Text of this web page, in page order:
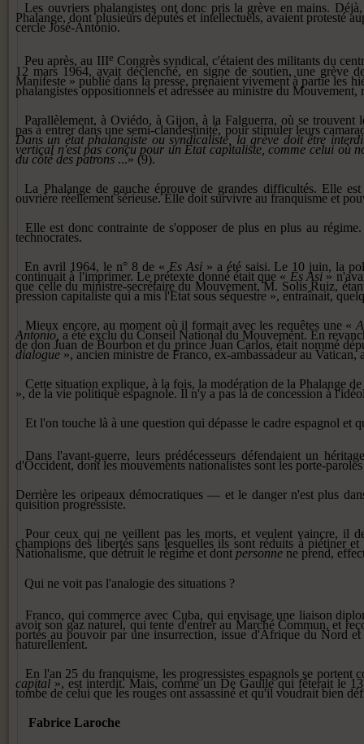
Les ouvriers phalangistes ontdonc pris la grève en mains.
Phalange, dont plusieurs députés et intellectuels, avaient protesté
cercle José-Antonio.
Peuaprès, au IIIe Congrès syndical, c'étaient des militants du
12 mars 1964, avait déclen­ché, en signe de soutien, une grève
Manifeste » publié dans la presse, prenaient vivement à par­tie les
phalangistesoppositionnels et adressée au ministre du Mouvement,
Parallèlement, à Oviédo, à Gijon, à la Falguerra, où se trou­vent
pas à entrer dans une semi-clandestinité, pour stimuler leurs
Dans un état phalangiste ou syn­dicaliste, la grève doit être inter­
vertical n'est pas conçu pour un Etat capitaliste, comme celui où
du côté des pa­trons ...» (9).
La Phalange de gauche éprouve de grandes difficultés. Elle
ouvrière réellement sérieuse. Elle doit survivre au franquisme et
Elle est donc contrainte de s'opposer de plus en plus au
technocrates.
En avril 1964, le n° 8 de « Es Asi » a été saisi. Le 10 juin, la
continuait à l'impri­mer. Le prétexte donné était que « Es Asi »
que celle du ministre-secrétaire du Mouvement, M. Solis Ruiz,
pression capitaliste qui a mis l'Etat sous séquestre », en­traînait,
Mieux encore, au moment où il formait avec les requêtes une «
Antonio, a été exclu du Conseil National du Mouvement. En
de don Juan de Bourbon et du prince Juan Carlos, était nommé
dialogue », ancien ministre de Franco, ex-ambassadeur au
Cette situation explique, à la fois, la modération de la Phalange
», de la vie politique espagnole. Il n'y a pas là de con­cession à
Et l'on touche là à une question qui dépasse le cadre espagnol et
Dans l'avant-guerre, leurs prédé­cesseurs défendaient un
d'Occident, dont les mouve­ments nationalistes sont les porte-
Derrière les oripeaux démocratiques — et le danger n'est plus
quisition progressiste.
Pour ceux qui ne veillent pas les morts, et veulent vaincre, il
champions des libertés sans lesquelles ils sont réduits à piétiner
Nationalisme, que détruit le régime et dont personne ne prend,
Qui ne voit pas l'analogie des situations ?
Franco, qui commerce avec Cuba, qui envisage une liaison
avoir son gaz naturel, qui tente d'entrer au Marché Commun, et
portés au pouvoir par une insurrection, issue d'Afrique du Nord
naturellement.
En l'an 25 du franquisme, les progressistes espagnols se
capital », est interdit. Mais, comme un De Gaulle qui fêterait le
tombe de celui que les rouges ont assas­siné et qu'il voudrait bien
Fabrice Laroche